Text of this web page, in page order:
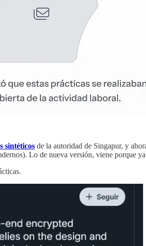
sintéticos de la autoridad de Singapur, y
Lo de nueva versión, viene porque